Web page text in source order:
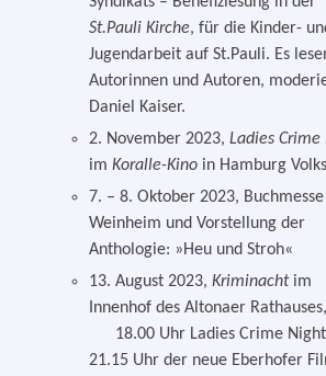
St.Pauli Kirche, für die Kinder-
Jugendarbeit auf St.Pauli. Es
Autorinnen und Autoren,
Daniel Kaiser.
2. November 2023,Ladies
im Koralle-Kino in Hamburg
7. – 8. Oktober 2023,
Weinheim und Vorstellung der
Anthologie: »Heu und Stroh«
13. August 2023,Kriminachtim
Innenhof des Altonaer
18.00 Uhr Ladies Crime
21.15 Uhr der neue Eberhofer